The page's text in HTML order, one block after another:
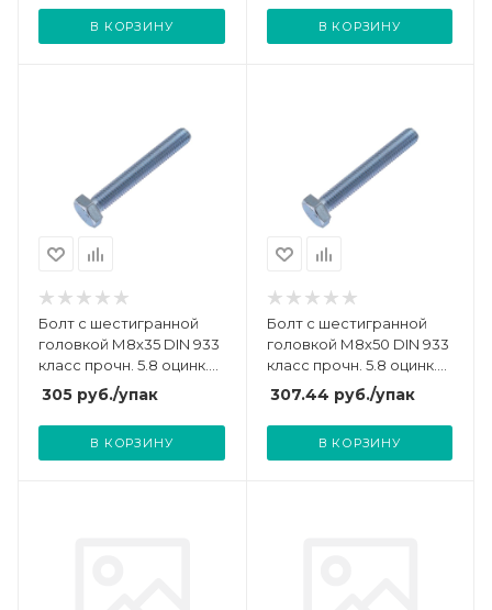
UTORM3011238
В КОРЗИНУ
UTORM3012048
В КОРЗИНУ
Болт с шестигранной
головкой М8х35 DIN 933
класс прочн. 5.8 оцинк.
пакет (уп.50шт)
СТРОЙМЕТИЗ
UTORM3011648
305 руб./упак
В КОРЗИНУ
Болт с шестигранной
головкой М8х50 DIN 933
класс прочн. 5.8 оцинк.
пакет (уп.40шт)
СТРОЙМЕТИЗ
UTORM3011678
307.44 руб./упак
В КОРЗИНУ